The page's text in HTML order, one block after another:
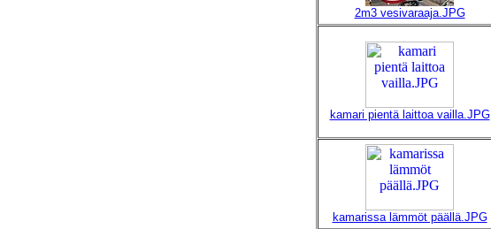
2m3 vesivaraaja.JPG
kamari pientä laittoa vailla.JPG
kamarissa lämmöt päällä.JPG